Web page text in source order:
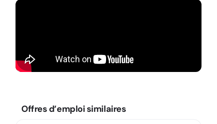
Offres d’emploi similaires